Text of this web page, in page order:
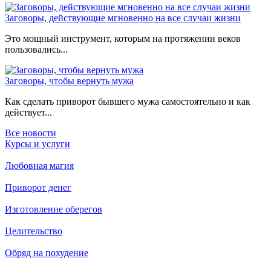
Заговоры, действующие мгновенно на все случаи жизни
Это мощный инструмент, которым на протяжении веков
пользовались...
Заговоры, чтобы вернуть мужа
Как сделать приворот бывшего мужа самостоятельно и как
действует...
Все новости
Курсы и услуги
Любовная магия
Приворот денег
Изготовление оберегов
Целительство
Обряд на похудение